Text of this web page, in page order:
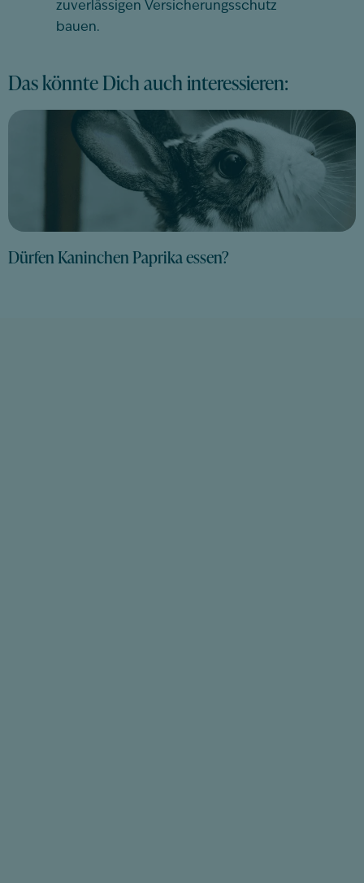
zuverlässigen Versicherungsschutz
bauen.
Das könnte Dich auch interessieren:
Dürfen Kaninchen Paprika essen?